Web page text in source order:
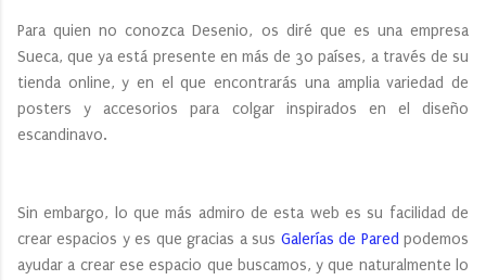
Para quien no conozca Desenio, os diré que es una empresa
Sueca, que ya está presente en más de 30 países, a través de su
tienda online, y en el que encontrarás una amplia variedad de
posters y accesorios para colgar inspirados en el diseño
escandinavo.
Sin embargo, lo que más admiro de esta web es su facilidad de
crear espacios y es que gracias a sus Galerías de Pared podemos
ayudar a crear ese espacio que buscamos, y que naturalmente lo